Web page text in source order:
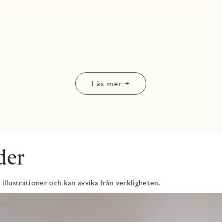
varmluftsugn och mikro i högskåp samt två kyl/frys - allt
Läs mer +
och kan avvika från verkligheten.